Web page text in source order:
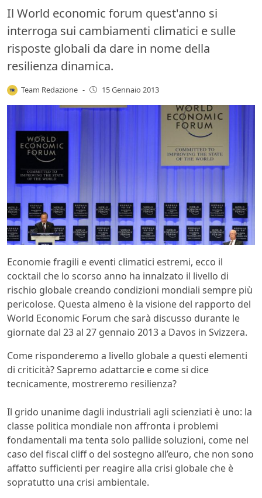
Il World economic forum quest'anno si
interroga sui cambiamenti climatici e sulle
risposte globali da dare in nome della
resilienza dinamica.
Team Redazione - 15 Gennaio 2013
Economie fragili e eventi climatici estremi, ecco il
cocktail che lo scorso anno ha innalzato il livello di
rischio globale creando condizioni mondiali sempre più
pericolose. Questa almeno è la visione del rapporto del
World Economic Forum che sarà discusso durante le
giornate dal 23 al 27 gennaio 2013 a Davos in Svizzera.
Come risponderemo a livello globale a questi elementi
di criticità? Sapremo adattarcie e come si dice
tecnicamente, mostreremo resilienza?
Il grido unanime dagli industriali agli scienziati è uno: la
classe politica mondiale non affronta i problemi
fondamentali ma tenta solo pallide soluzioni, come nel
caso del fiscal cliff o del sostegno all’euro, che non sono
affatto sufficienti per reagire alla crisi globale che è
sopratutto una crisi ambientale.